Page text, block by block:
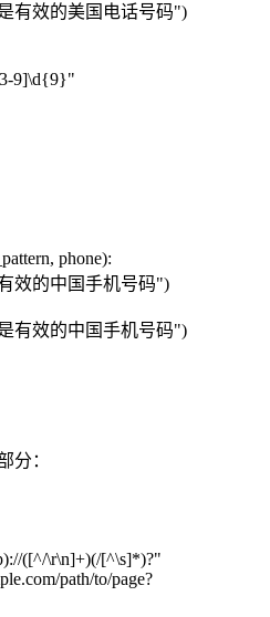
效的美国电话号码")
9]\d{9}"
phone):
的中国手机号码")
效的中国手机号码")
分：
([^/\r\n]+)(/[^\s]*)?"
path/to/page?